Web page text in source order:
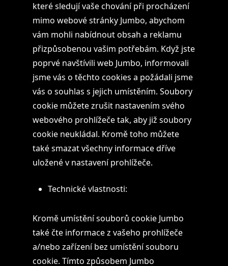
které sledují vaše chování při procházení
mimo webové stránky Jumbo, abychom
vám mohli nabídnout obsah a reklamu
přizpůsobenou vašim potřebám. Když jste
poprvé navštívili web Jumbo, informovali
jsme vás o těchto cookies a požádali jsme
vás o souhlas s jejich umístěním. Soubory
cookie můžete zrušit nastavením svého
webového prohlížeče tak, aby již soubory
cookie neukládal. Kromě toho můžete
také smazat všechny informace dříve
uložené v nastavení prohlížeče.
Technické vlastnosti:
Kromě umístění souborů cookie Jumbo
také čte informace z vašeho prohlížeče
a/nebo zařízení bez umístění souboru
cookie. Tímto způsobem Jumbo